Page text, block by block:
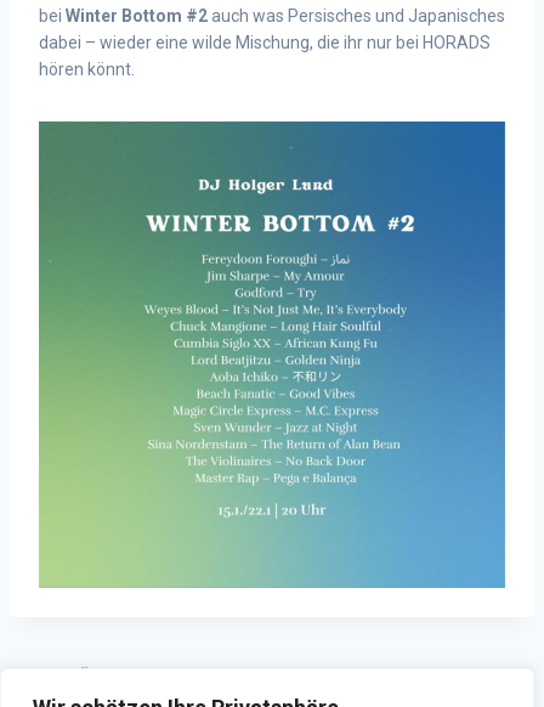
bei Winter Bottom #2 auch was Persisches und Japanisches
dabei – wieder eine wilde Mischung, die ihr nur bei HORADS
hören könnt.